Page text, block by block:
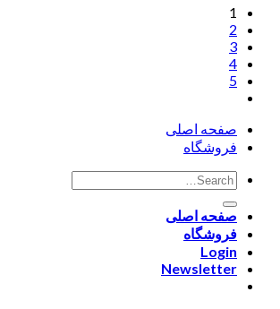
1
2
3
4
5
صفحه اصلی
فروشگاه
صفحه اصلی
فروشگاه
Login
Newsletter